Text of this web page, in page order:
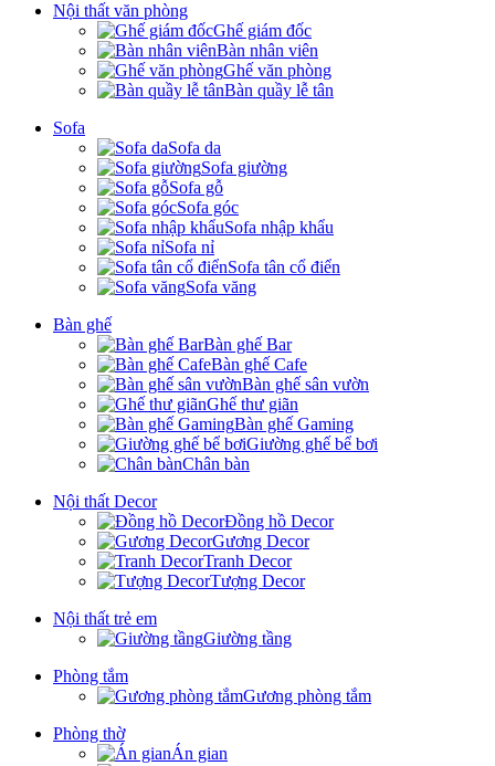
Nội thất văn phòng
Ghế giám đốc
Bàn nhân viên
Ghế văn phòng
Bàn quầy lễ tân
Sofa
Sofa da
Sofa giường
Sofa gỗ
Sofa góc
Sofa nhập khẩu
Sofa nỉ
Sofa tân cổ điển
Sofa văng
Bàn ghế
Bàn ghế Bar
Bàn ghế Cafe
Bàn ghế sân vườn
Ghế thư giãn
Bàn ghế Gaming
Giường ghế bể bơi
Chân bàn
Nội thất Decor
Đồng hồ Decor
Gương Decor
Tranh Decor
Tượng Decor
Nội thất trẻ em
Giường tầng
Phòng tắm
Gương phòng tắm
Phòng thờ
Án gian